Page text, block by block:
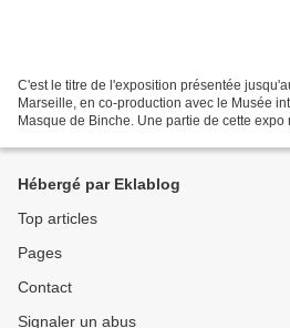
C'est le titre de l'exposition présentée
Marseille, en co-production avec le Musée
Masque de Binche. Une partie de cette
Hébergé par Eklablog
Top articles
Pages
Contact
Signaler un abus